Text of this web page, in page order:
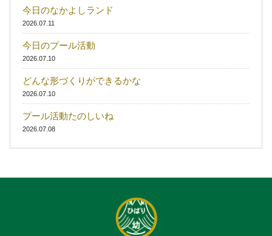
今日のなかよしランド
2026.07.11
今日のプール活動
2026.07.10
どんな形づくりができるかな
2026.07.10
プール活動たのしいね
2026.07.08